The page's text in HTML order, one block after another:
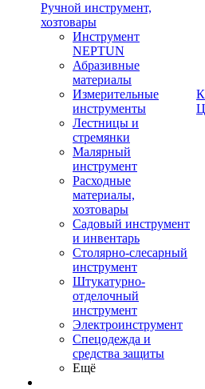
Ручной инструмент,
хозтовары
Инструмент
NEPTUN
Абразивные
материалы
Измерительные
инструменты
Лестницы и
стремянки
Малярный
инструмент
Расходные
материалы,
хозтовары
Садовый инструмент
и инвентарь
Столярно-слесарный
инструмент
Штукатурно-
отделочный
инструмент
Электроинструмент
Спецодежда и
средства защиты
Ещё